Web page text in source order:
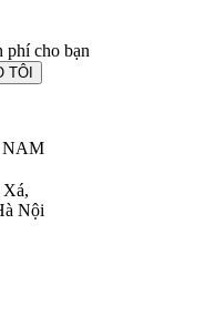
phí cho bạn
TÔI
NAM
Xá,
Nội